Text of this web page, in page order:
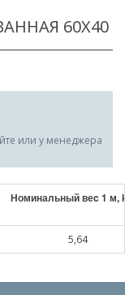
60X40
или у менеджера
Номинальный веc 1 м,
5,64